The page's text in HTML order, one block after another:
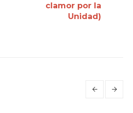
clamor por la
Unidad)